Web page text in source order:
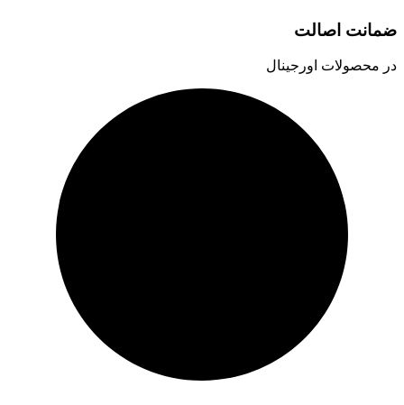
ضمانت اصالت
در محصولات اورجینال